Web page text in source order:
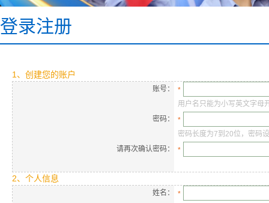
登录注册
1、创建您的账户
账号：
*
用户名只能为小写英文字母
密码：
*
密码长度为7到20位，密码
请再次确认密码：
*
2、个人信息
姓名：
*